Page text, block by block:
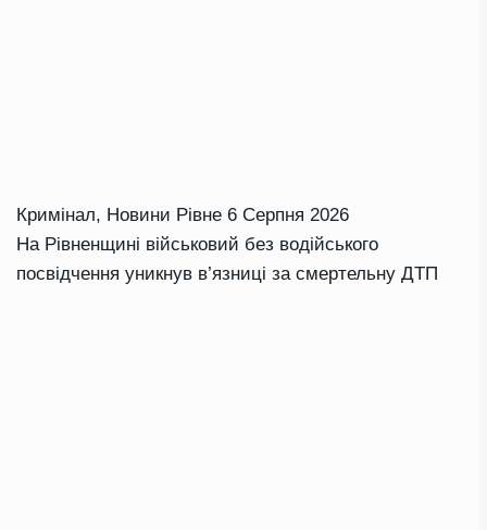
Кримінал, Новини Рівне 6 Серпня 2026
На Рівненщині військовий без водійського
посвідчення уникнув в’язниці за смертельну ДТП